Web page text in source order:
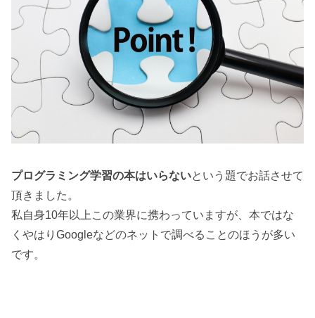
プログラミング学習の本はいらないという題でお話させて
頂きました。
私自身10年以上この業界に携わっていますが、本ではな
くやはりGoogleなどのネットで調べることのほうが多い
です。